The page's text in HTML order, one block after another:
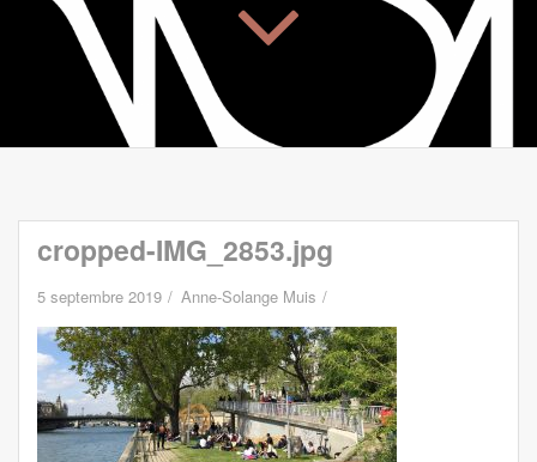
cropped-IMG_2853.jpg
5 septembre 2019 Anne-Solange Muis